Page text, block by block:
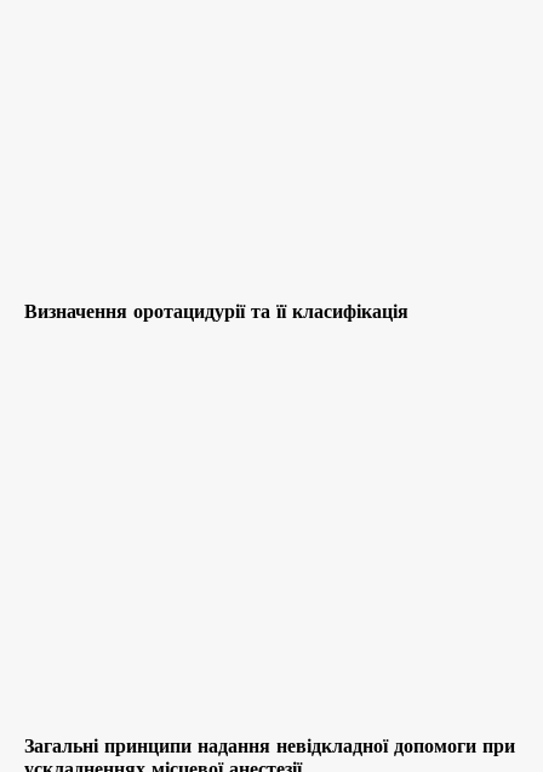
Визначення оротацидурії та її класифікація
Загальні принципи надання невідкладної допомоги при